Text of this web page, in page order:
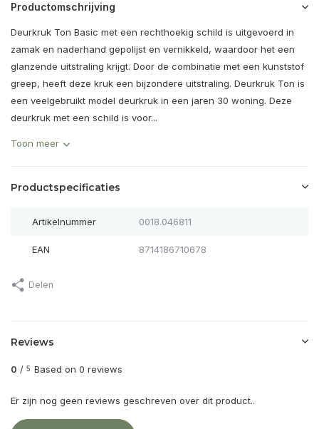
Productomschrijving
Deurkruk Ton Basic met een rechthoekig schild is uitgevoerd in
zamak en naderhand gepolijst en vernikkeld, waardoor het een
glanzende uitstraling krijgt. Door de combinatie met een kunststof
greep, heeft deze kruk een bijzondere uitstraling. Deurkruk Ton is
een veelgebruikt model deurkruk in een jaren 30 woning. Deze
deurkruk met een schild is voor...
Toon meer
Productspecificaties
Artikelnummer 0018.046811
EAN 8714186710678
Delen
Reviews
0 / 5 Based on 0 reviews
Er zijn nog geen reviews geschreven over dit product..